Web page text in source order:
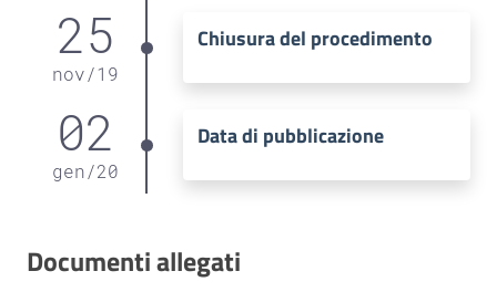
25
nov/19
Chiusura del procedimento
02
gen/20
Data di pubblicazione
Documenti allegati